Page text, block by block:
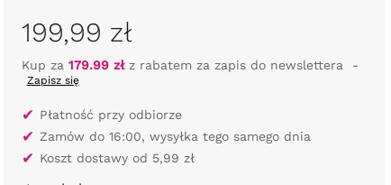
199,99 zł
Kup za 179.99 złz rabatem za zapis do newslettera -
Zapisz się
✔ Płatność przy odbiorze
✔ Zamów do 16:00, wysyłka tego samego dnia
✔ Koszt dostawy od 5,99 zł